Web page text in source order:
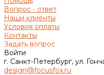
Вопрос - ответ
Наши клиенты
Условия оплаты
Контакты
Задать вопрос
Войти
г. Санкт-Петербург, ул.
design@focusfox.ru